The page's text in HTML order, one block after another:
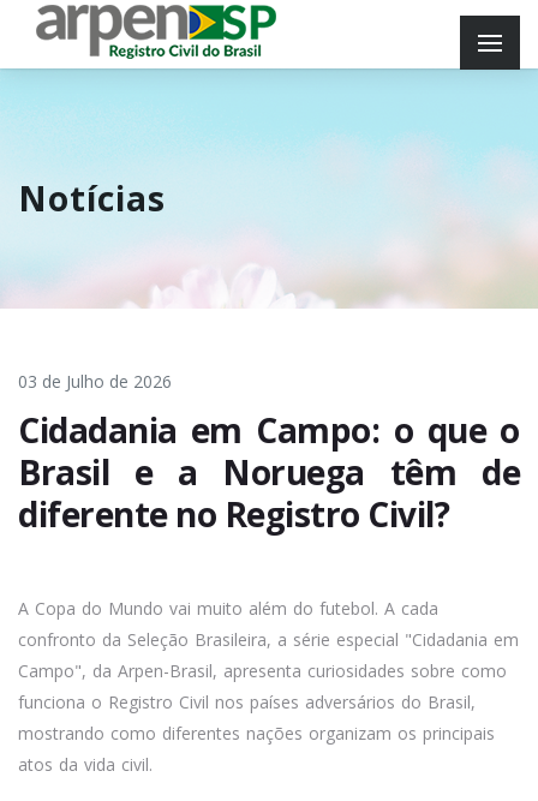
Notícias
03 de Julho de 2026
Cidadania em Campo: o que o
Brasil e a Noruega têm de
diferente no Registro Civil?
A Copa do Mundo vai muito além do futebol. A cada
confronto da Seleção Brasileira, a série especial "Cidadania em
Campo", da Arpen-Brasil, apresenta curiosidades sobre como
funciona o Registro Civil nos países adversários do Brasil,
mostrando como diferentes nações organizam os principais
atos da vida civil.